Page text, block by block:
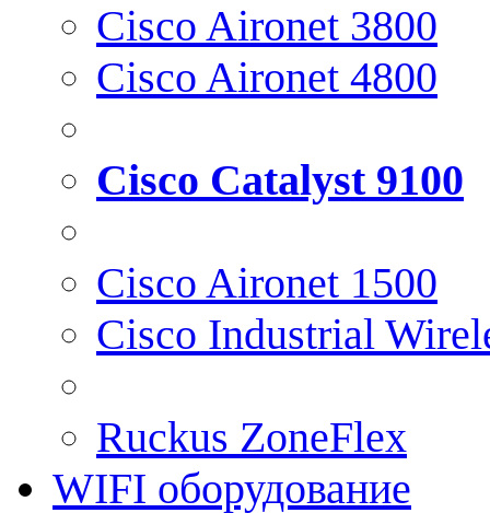
Cisco Aironet 3800
Cisco Aironet 4800
Cisco Catalyst 9100
Cisco Aironet 1500
Cisco Industrial
Ruckus ZoneFlex
WIFI оборудование